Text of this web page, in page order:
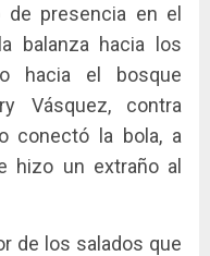
de presencia en el
balanza hacia los
hacia el bosque
Vásquez, contra
conectó la bola, a
hizo un extraño al
de los salados que